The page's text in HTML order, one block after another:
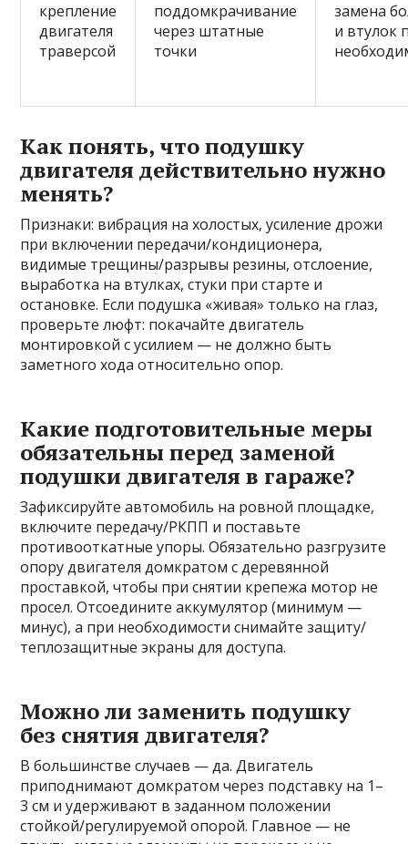
крепление
двигателя
траверсой
поддомкрачивание
через штатные
точки
замена
и втулок
Как понять, что подушку
двигателя действительно нужно
менять?
Признаки: вибрация на холостых, усиление дрожи
при включении передачи/кондиционера,
видимые трещины/разрывы резины, отслоение,
выработка на втулках, стуки при старте и
остановке. Если подушка «живая» только на глаз,
проверьте люфт: покачайте двигатель
монтировкой с усилием — не должно быть
заметного хода относительно опор.
Какие подготовительные меры
обязательны перед заменой
подушки двигателя в гараже?
Зафиксируйте автомобиль на ровной площадке,
включите передачу/РКПП и поставьте
противооткатные упоры. Обязательно разгрузите
опору двигателя домкратом с деревянной
проставкой, чтобы при снятии крепежа мотор не
просел. Отсоедините аккумулятор (минимум —
минус), а при необходимости снимайте защиту/
теплозащитные экраны для доступа.
Можно ли заменить подушку
без снятия двигателя?
В большинстве случаев — да. Двигатель
приподнимают домкратом через подставку на 1–
3 см и удерживают в заданном положении
стойкой/регулируемой опорой. Главное — не